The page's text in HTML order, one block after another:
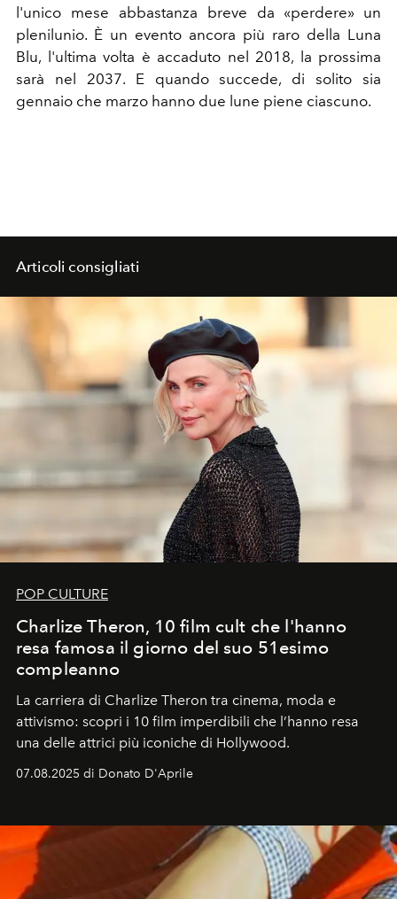
l'unico mese abbastanza breve da «perdere» un
plenilunio. È un evento ancora più raro della Luna
Blu, l'ultima volta è accaduto nel 2018, la prossima
sarà nel 2037. E quando succede, di solito sia
gennaio che marzo hanno due lune piene ciascuno.
Articoli consigliati
POP CULTURE
Charlize Theron, 10 film cult che l'hanno
resa famosa il giorno del suo 51esimo
compleanno
La carriera di Charlize Theron tra cinema, moda e
attivismo: scopri i 10 film imperdibili che l’hanno resa
una delle attrici più iconiche di Hollywood.
07.08.2025 di Donato D'Aprile